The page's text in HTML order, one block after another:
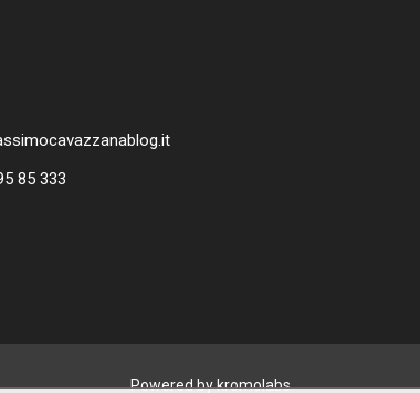
85 333
Powered by kromolabs